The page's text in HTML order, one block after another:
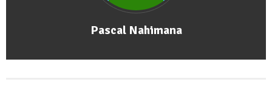
Pascal Nahimana